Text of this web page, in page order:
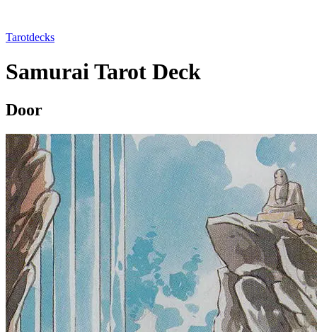
Tarotdecks
Samurai Tarot Deck
Door